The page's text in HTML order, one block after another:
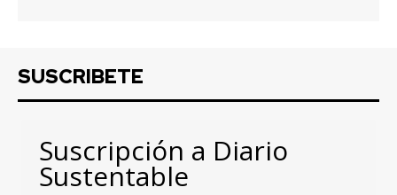
SUSCRIBETE
Suscripción a Diario
Sustentable